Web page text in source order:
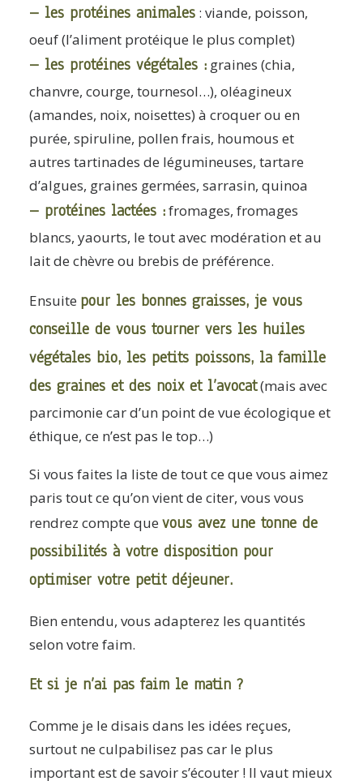
– les protéines animales : viande, poisson,
oeuf (l’aliment protéique le plus complet)
– les protéines végétales : graines (chia,
chanvre, courge, tournesol…), oléagineux
(amandes, noix, noisettes) à croquer ou en
purée, spiruline, pollen frais, houmous et
autres tartinades de légumineuses, tartare
d’algues, graines germées, sarrasin, quinoa
– protéines lactées :fromages, fromages
blancs, yaourts, le tout avec modération et au
lait de chèvre ou brebis de préférence.
Ensuite pour les bonnes graisses, je vous
conseille de vous tourner vers les huiles
végétales bio, les petits poissons, la famille
des graines et des noix et l’avocat(mais avec
parcimonie car d’un point de vue écologique et
éthique, ce n’est pas le top…)
Si vous faites la liste de tout ce que vous aimez
paris tout ce qu’on vient de citer, vous vous
rendrez compte que vous avez une tonne de
possibilités à votre disposition pour
optimiser votre petit déjeuner.
Bien entendu, vous adapterez les quantités
selon votre faim.
Et si je n’ai pas faim le matin ?
Comme je le disais dans les idées reçues,
surtout ne culpabilisez pas car le plus
important est de savoir s’écouter ! Il vaut mieux